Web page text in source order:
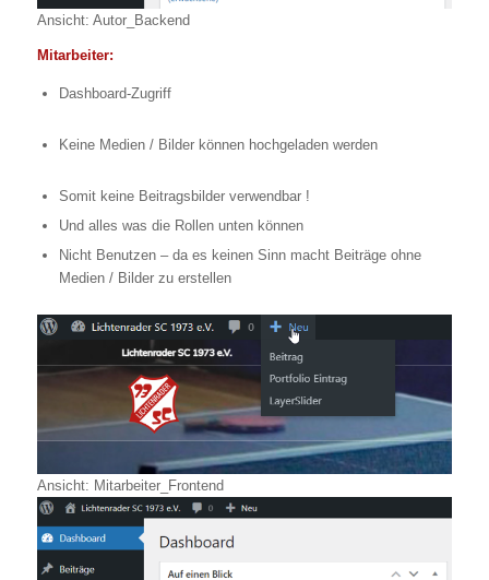
Ansicht: Autor_Backend
Mitarbeiter:
Dashboard-Zugriff
Keine Medien / Bilder können hochgeladen werden
Somit keine Beitragsbilder verwendbar !
Und alles was die Rollen unten können
Nicht Benutzen – da es keinen Sinn macht Beiträge ohne
Medien / Bilder zu erstellen
Ansicht: Mitarbeiter_Frontend